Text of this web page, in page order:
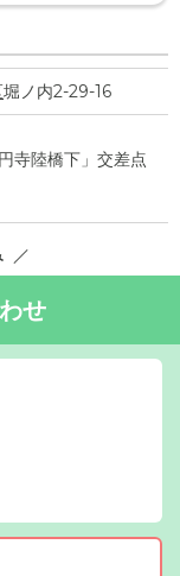
堀ノ内2-29-16
寺陸橋下」交差点
せ